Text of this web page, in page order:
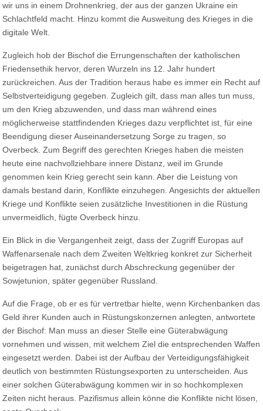
wir uns in einem Drohnenkrieg, der aus der ganzen Ukraine ein
Schlachtfeld macht. Hinzu kommt die Ausweitung des Krieges in die
digitale Welt.
Zugleich hob der Bischof die Errungenschaften der katholischen
Friedensethik hervor, deren Wurzeln ins 12. Jahr hundert
zurückreichen. Aus der Tradition heraus habe es immer ein Recht auf
Selbstverteidigung gegeben. Zugleich gilt, dass man alles tun muss,
um den Krieg abzuwenden, und dass man während eines
möglicherweise stattfindenden Krieges dazu verpflichtet ist, für eine
Beendigung dieser Auseinandersetzung Sorge zu tragen, so
Overbeck. Zum Begriff des gerechten Krieges haben die meisten
heute eine nachvollziehbare innere Distanz, weil im Grunde
genommen kein Krieg gerecht sein kann. Aber die Leistung von
damals bestand darin, Konflikte einzuhegen. Angesichts der aktuellen
Kriege und Konflikte seien zusätzliche Investitionen in die Rüstung
unvermeidlich, fügte Overbeck hinzu.
Ein Blick in die Vergangenheit zeigt, dass der Zugriff Europas auf
Waffenarsenale nach dem Zweiten Weltkrieg konkret zur Sicherheit
beigetragen hat, zunächst durch Abschreckung gegenüber der
Sowjetunion, später gegenüber Russland.
Auf die Frage, ob er es für vertretbar hielte, wenn Kirchenbanken das
Geld ihrer Kunden auch in Rüstungskonzernen anlegten, antwortete
der Bischof: Man muss an dieser Stelle eine Güterabwägung
vornehmen und wissen, mit welchem Ziel die entsprechenden Waffen
eingesetzt werden. Dabei ist der Aufbau der Verteidigungsfähigkeit
deutlich von bestimmten Rüstungsexporten zu unterscheiden. Aus
einer solchen Güterabwägung kommen wir in so hochkomplexen
Zeiten nicht heraus. Pazifismus allein könne die Konflikte nicht lösen,